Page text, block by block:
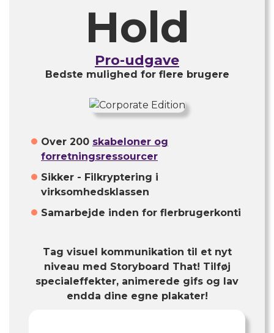
Hold
Pro-udgave
Bedste mulighed for flere brugere
Over 200 skabeloner og
forretningsressourcer
Sikker - Filkryptering i
virksomhedsklassen
Samarbejde inden for flerbrugerkonti
Tag visuel kommunikation til et nyt
niveau med Storyboard That! Tilføj
specialeffekter, animerede gifs og lav
endda dine egne plakater!